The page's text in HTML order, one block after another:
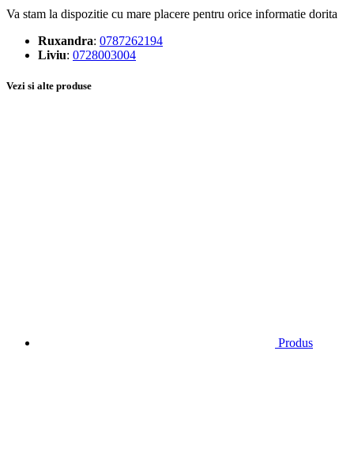
Va stam la dispozitie cu mare placere pentru orice informatie dorita
Ruxandra: 0787262194
Liviu: 0728003004
Vezi si alte produse
Produs